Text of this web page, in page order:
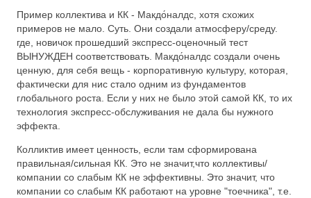
Пример коллектива и КК - Макдо́налдс, хотя схожих
примеров не мало. Суть. Они создали атмосферу/среду.
где, новичок прошедший экспресс-оценочный тест
ВЫНУЖДЕН соответствовать. Макдо́налдс создали очень
ценную, для себя вещь - корпоративную культуру, которая,
фактически для нис стало одним из фундаментов
глобального роста. Если у них не было этой самой КК, то их
технология экспресс-обслуживания не дала бы нужного
эффекта.
Колликтив имеет ценность, если там сформирована
правильная/сильная КК. Это не значит,что коллективы/
компании со слабым КК не эффективны. Это значит, что
компании со слабым КК работают на уровне "тоечника", т.е.